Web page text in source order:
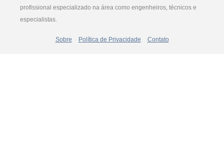
profissional especializado na área como engenheiros, técnicos e
especialistas.
Sobre Política de Privacidade Contato